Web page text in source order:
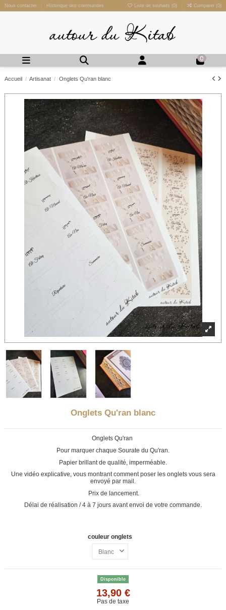
Nous contacter Historique des commandes Liste de souhaits (0) Comparer (0)
0
Accueil Artisanat Onglets Qu'ran blanc
Onglets Qu'ran blanc
Onglets Qu'ran
Pour marquer chaque Sourate du Qu'ran.
Papier brillant de qualité, imperméable.
Une vidéo explicative, vous montrant comment poser les onglets vous sera
envoyé par mail.
Prix de lancement.
Délai de réalisation / 4 à 7 jours avant envoi de votre commande.
couleur onglets
Disponible
13,90 €
Pas de taxe